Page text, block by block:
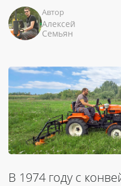
Автор
Алексей
Семьян
В 1974 году с